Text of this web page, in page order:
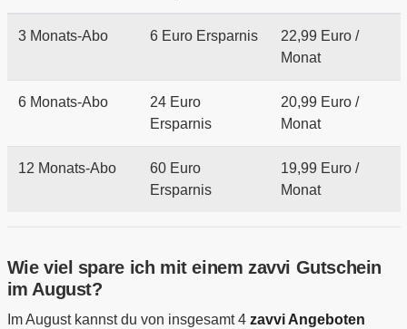
3 Monats-Abo 6 Euro Ersparnis
22,99 Euro /
Monat
6 Monats-Abo
24 Euro
Ersparnis
20,99 Euro /
Monat
12 Monats-Abo
60 Euro
Ersparnis
19,99 Euro /
Monat
Wie viel spare ich mit einem zavvi Gutschein
im August?
Im August kannst du von insgesamt 4 zavvi Angeboten